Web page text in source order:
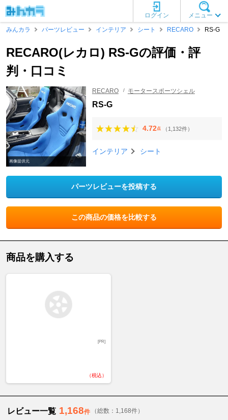
メニュー
ログイン
みんカラ
パーツレビュー インテリア シート RECARO RS-G
RECARO(レカロ) RS-Gの評価・評
判・口コミ
画像提供元
RECARO モータースポーツシェル
RS-G
4.72点 （1,132件）
インテリア シート
パーツレビューを投稿する
この商品の価格を比較する
商品を購入する
[PR]
（税込）
レビュー一覧 1,168件 （総数：1,168件）